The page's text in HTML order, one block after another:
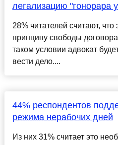
легализацию "гонорара
28% читателей считают, что
принципу свободы
таком условии адвокат
вести дело....
44% респондентов
режима нерабочих дней
Из них 31% считает это